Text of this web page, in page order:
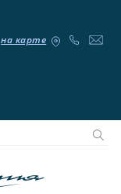
на карте